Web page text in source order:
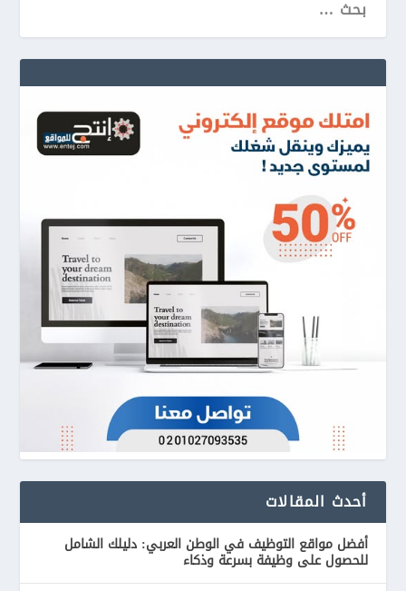
أحدث المقالات
أفضل مواقع التوظيف في الوطن العربي: دليلك الشامل
للحصول على وظيفة بسرعة وذكاء